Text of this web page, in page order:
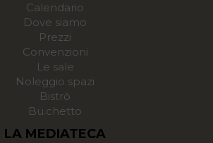
Calendario
Dove siamo
Prezzi
Convenzioni
Le sale
Noleggio spazi
Bistrò
Bu.chetto
LA MEDIATECA